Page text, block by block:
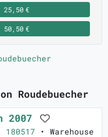
€
€
Roudebuecher
2007
180517 • Warehouse